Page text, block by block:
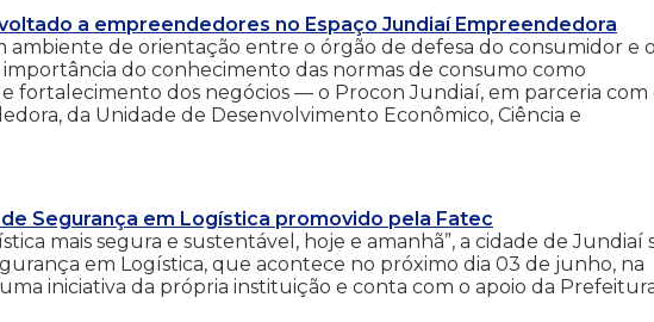
a empreendedores no Espaço Jundiaí Empreendedora
ambiente de orientação entre o órgão de defesa do consumidor e
do conhecimento das normas de consumo como
fortalecimento dos negócios — o Procon Jundiaí, em parceria com
da Unidade de Desenvolvimento Econômico, Ciência e
de Segurança em Logística promovido pela Fatec
mais segura e sustentável, hoje e amanhã”, a cidade de Jundiaí
em Logística, que acontece no próximo dia 03 de junho, na
iniciativa da própria instituição e conta com o apoio da